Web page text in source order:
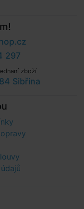
297
zboží
Sibřina